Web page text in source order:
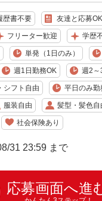
歴書不要 友達と応募OK
フリーター歓迎 学歴
単発（1日のみ）
週1日勤務OK 週2～
シフト自由 平日のみ勤
服装自由 髪型・髪色自
社会保険あり
31 23:59 まで
応募画面へ進